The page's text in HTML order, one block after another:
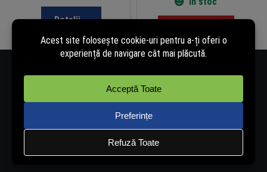
Detalii...
Adresă de e-mail - vanzari@rovision.ro